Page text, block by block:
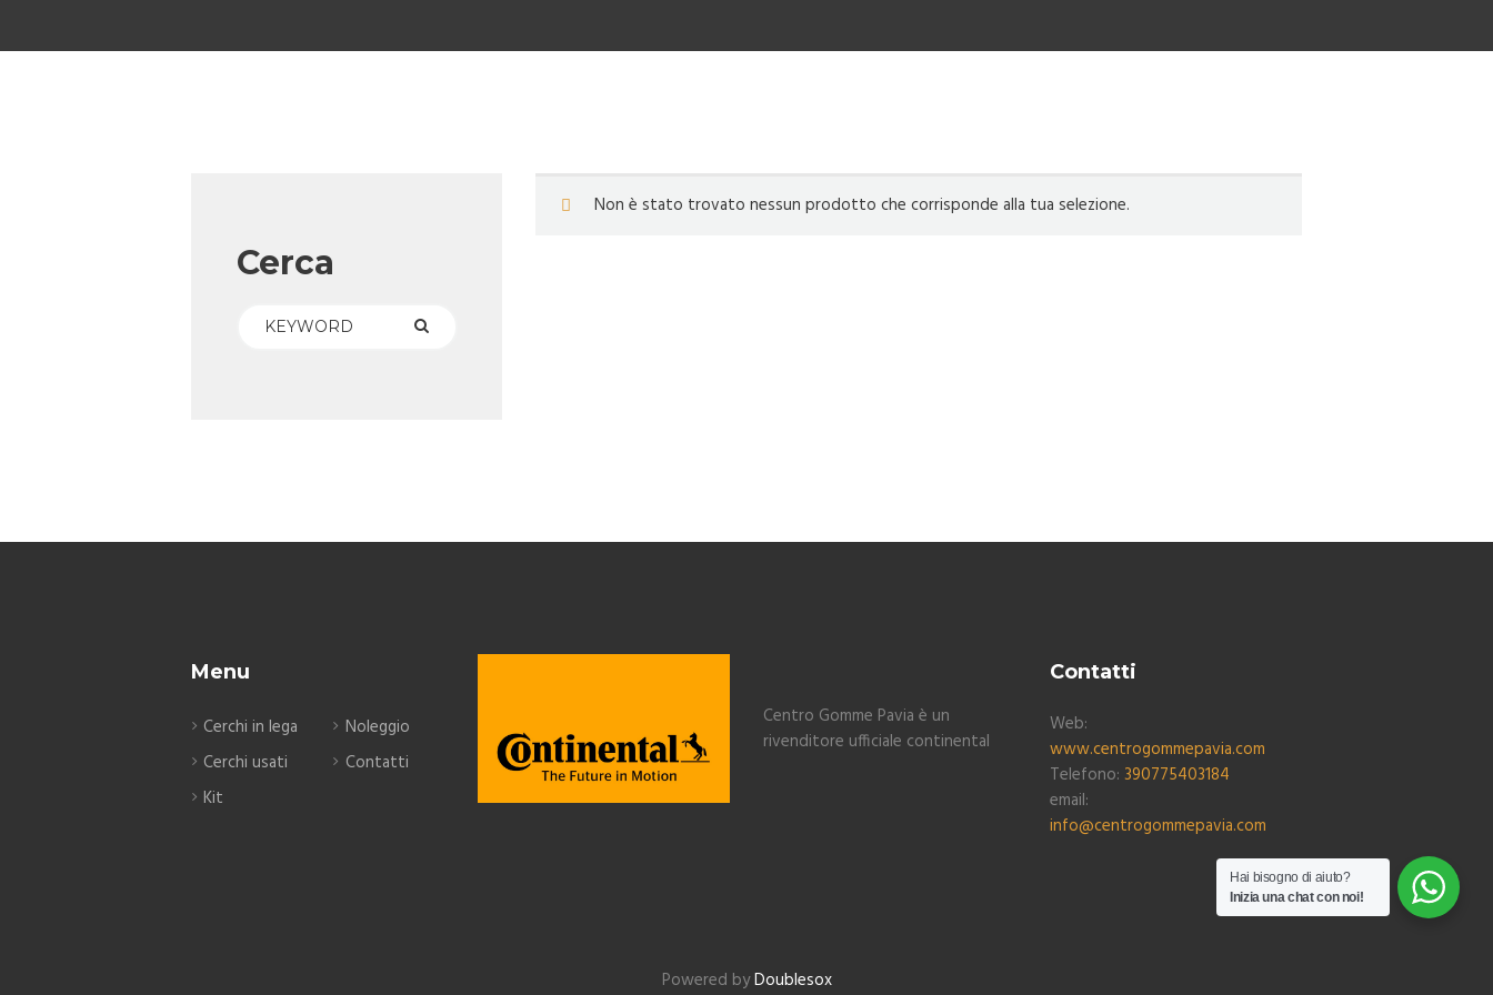
Non è stato trovato nessun prodotto che corrisponde alla tua selezione.
Cerca
Menu
Cerchi in lega
Cerchi usati
Kit
Noleggio
Contatti
Centro Gomme Pavia è un
rivenditore ufficiale continental
Contatti
Web:
www.centrogommepavia.com
Telefono: 390775403184
email:
info@centrogommepavia.com
Powered byDoublesox
Hai bisogno di aiuto?
Inizia una chat con noi!